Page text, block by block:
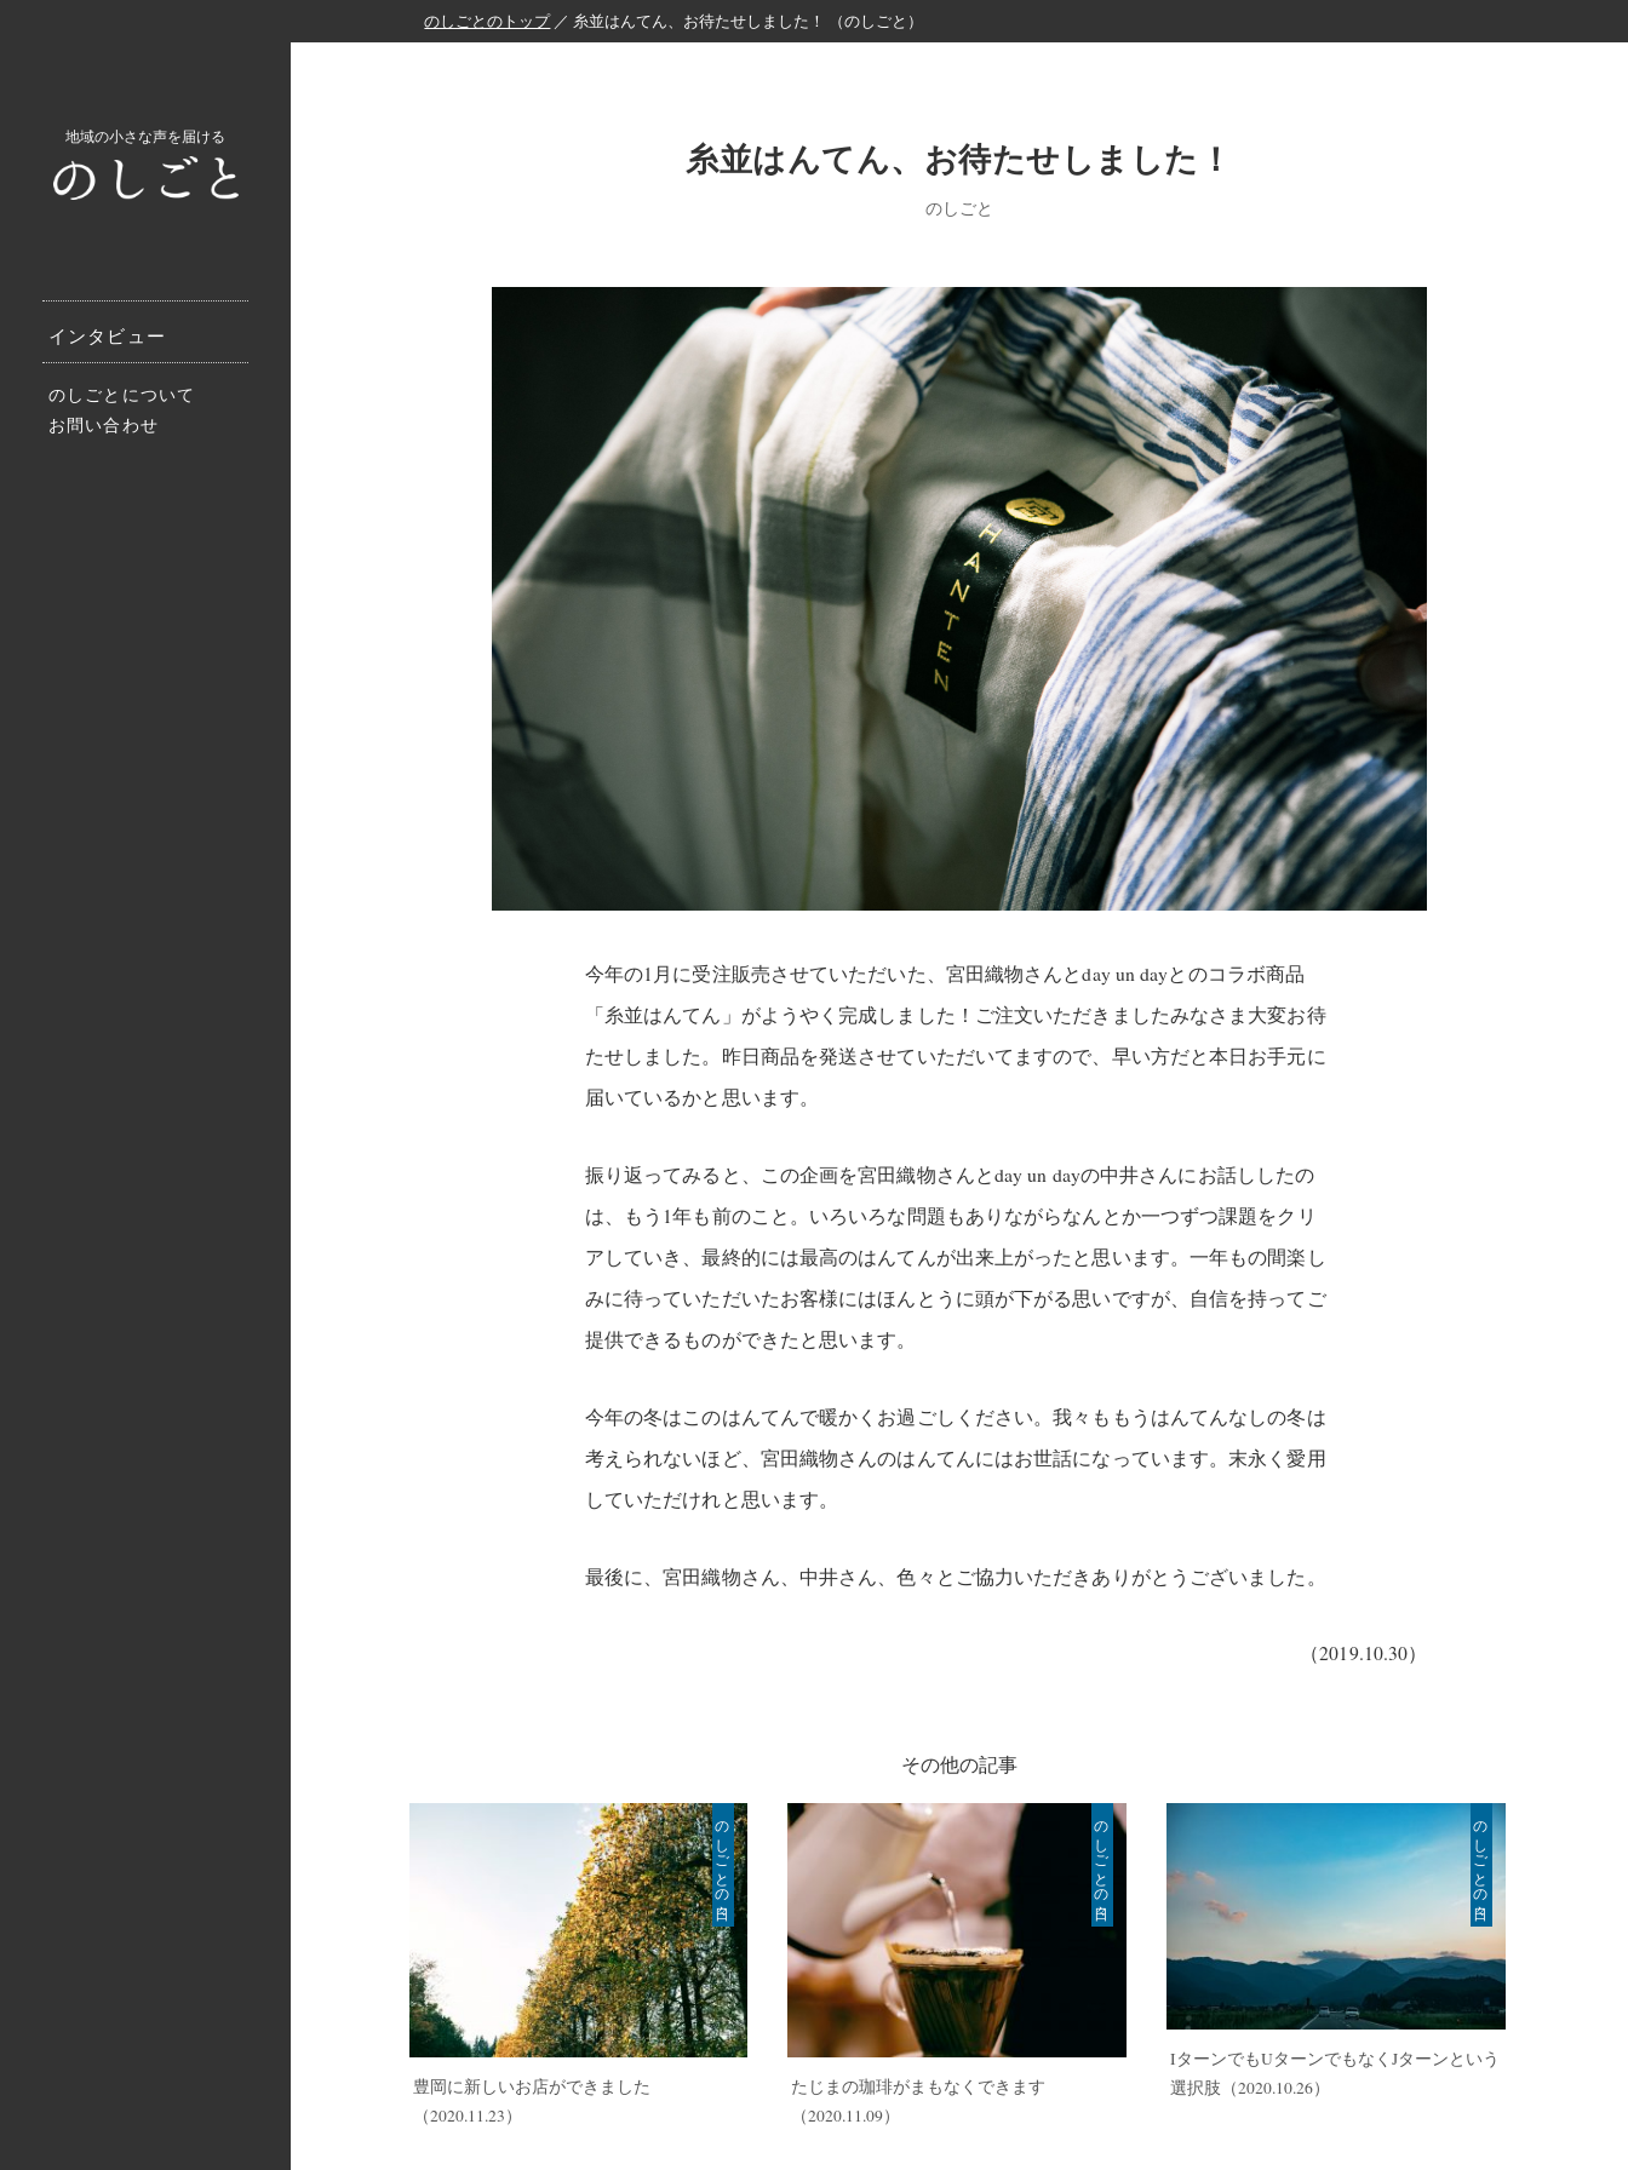
地域の小さな声を届ける
インタビュー
のしごとについて
お問い合わせ
のしごとのトップ／ 糸並はんてん、お待たせしました！ （のしごと）
糸並はんてん、お待たせしました！
のしごと
今年の1月に受注販売させていただいた、宮田織物さんとday un dayとのコラボ商品
「糸並はんてん」がようやく完成しました！ご注文いただきましたみなさま大変お待
たせしました。昨日商品を発送させていただいてますので、早い方だと本日お手元に
届いているかと思います。
振り返ってみると、この企画を宮田織物さんとday un dayの中井さんにお話ししたの
は、もう1年も前のこと。いろいろな問題もありながらなんとか一つずつ課題をクリ
アしていき、最終的には最高のはんてんが出来上がったと思います。一年もの間楽し
みに待っていただいたお客様にはほんとうに頭が下がる思いですが、自信を持ってご
提供できるものができたと思います。
今年の冬はこのはんてんで暖かくお過ごしください。我々ももうはんてんなしの冬は
考えられないほど、宮田織物さんのはんてんにはお世話になっています。末永く愛用
していただけれと思います。
最後に、宮田織物さん、中井さん、色々とご協力いただきありがとうございました。
（2019.10.30）
その他の記事
のしごとの日々
豊岡に新しいお店ができました
（2020.11.23）
のしごとの日々
たじまの珈琲がまもなくできます
（2020.11.09）
のしごとの日々
IターンでもUターンでもなくJターンという
選択肢 （2020.10.26）